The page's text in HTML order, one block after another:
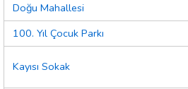
Doğu Mahallesi
100. Yıl Çocuk Parkı
Kayısı Sokak